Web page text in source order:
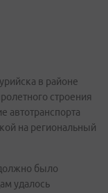
в районе
строения
автотранспорта
на региональный
было
удалось